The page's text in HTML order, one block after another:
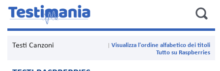
Testi Canzoni
Visualizza l'ordine alfabetico dei titoli
Tutto su Raspberries